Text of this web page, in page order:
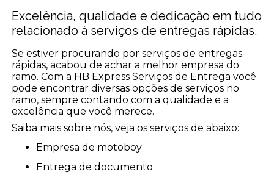
Excelência, qualidade e dedicação em tudo
relacionado à serviços de entregas rápidas.
Se estiver procurando por serviços de entregas
rápidas, acabou de achar a melhor empresa do
ramo. Com a HB Express Serviços de Entrega você
pode encontrar diversas opções de serviços no
ramo, sempre contando com a qualidade e a
excelência que você merece.
Saiba mais sobre nós, veja os serviços de abaixo:
empresa de motoboy
entrega de documento